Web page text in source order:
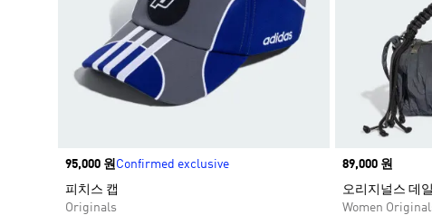
Price
95,000 원 Confirmed exclusive
피치스 캡
Originals
Price
89,000 원
오리지널스 데
Women